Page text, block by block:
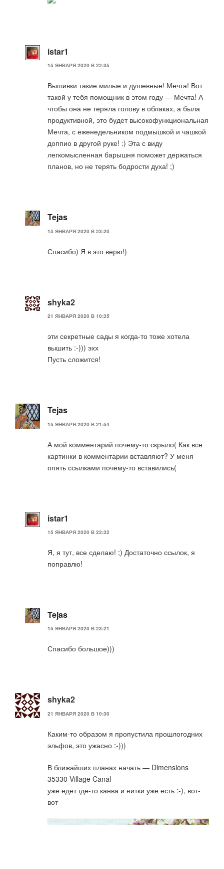
istar1
15 ЯНВАРЯ 2020 В 22:35
Вышивки такие милые и душевные! Мечта! Вот
такой у тебя помощник в этом году — Мечта! А
чтобы она не теряла голову в облаках, а была
продуктивной, это будет высокофункциональная
Мечта, с еженедельником подмышкой и чашкой
доппио в другой руке! :) Эта с виду
легкомысленная барышня поможет держаться
планов, но не терять бодрости духа! ;)
Tejas
15 ЯНВАРЯ 2020 В 23:20
Спасибо) Я в это верю!)
shyka2
21 ЯНВАРЯ 2020 В 10:35
эти секретные сады я когда-то тоже хотела
вышить :-))) эхх
Пусть сложится!
Tejas
15 ЯНВАРЯ 2020 В 21:54
А мой комментарий почему-то скрыло( Как все
картинки в комментарии вставляют? У меня
опять ссылками почему-то вставились(
istar1
15 ЯНВАРЯ 2020 В 22:32
Я, я тут, все сделаю! ;) Достаточно ссылок, я
поправлю!
Tejas
15 ЯНВАРЯ 2020 В 23:21
Спасибо большое)))
shyka2
21 ЯНВАРЯ 2020 В 10:30
Каким-то образом я пропустила прошлогодних
эльфов, это ужасно :-)))
В ближайших планах начать — Dimensions
35330 Village Canal
уже едет где-то канва и нитки уже есть :-), вот-
вот